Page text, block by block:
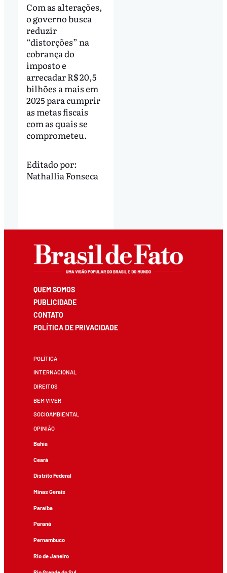
Com as alterações,
o governo busca
reduzir
“distorções” na
cobrança do
imposto e
arrecadar R$ 20,5
bilhões a mais em
2025 para cumprir
as metas fiscais
com as quais se
comprometeu.
Editado por:
Nathallia Fonseca
QUEM SOMOS
PUBLICIDADE
CONTATO
POLÍTICA DE PRIVACIDADE
POLÍTICA
INTERNACIONAL
DIREITOS
BEM VIVER
SOCIOAMBIENTAL
OPINIÃO
Bahia
Ceará
Distrito Federal
Minas Gerais
Paraíba
Paraná
Pernambuco
Rio de Janeiro